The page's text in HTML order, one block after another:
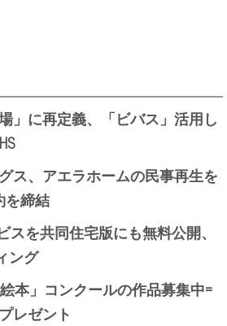
」に再定義、「ビバス」活用し
ス、アエラホームの民事再生を
を締結
スを共同住宅版にも無料公開、
ング
本」コンクールの作品募集中=
レゼント